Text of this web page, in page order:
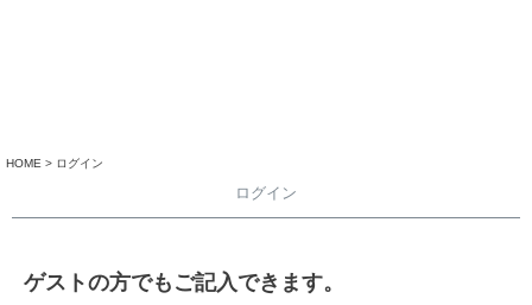
HOME ログイン
ログイン
ゲストの方でもご記入できます。